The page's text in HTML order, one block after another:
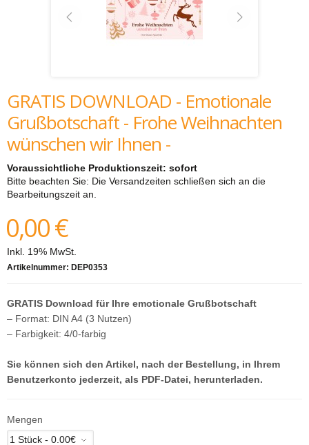
GRATIS DOWNLOAD - Emotionale
Grußbotschaft - Frohe Weihnachten
wünschen wir Ihnen -
Voraussichtliche Produktionszeit: sofort
Bitte beachten Sie: Die Versandzeiten schließen sich an die
Bearbeitungszeit an.
0,00 €
Inkl. 19% MwSt.
Artikelnummer: DEP0353
GRATIS Download für Ihre emotionale Grußbotschaft
– Format: DIN A4 (3 Nutzen)
– Farbigkeit: 4/0-farbig
Sie können sich den Artikel, nach der Bestellung, in Ihrem
Benutzerkonto jederzeit, als PDF-Datei, herunterladen.
Mengen